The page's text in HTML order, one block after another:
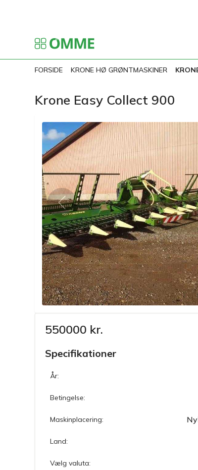
FORSIDE KRONE HØ GRØNTMASKINER
Krone Easy Collect 900
550000 kr.
Specifikationer
År:
Betingelse:
Maskinplacering:
Land:
Vælg valuta: